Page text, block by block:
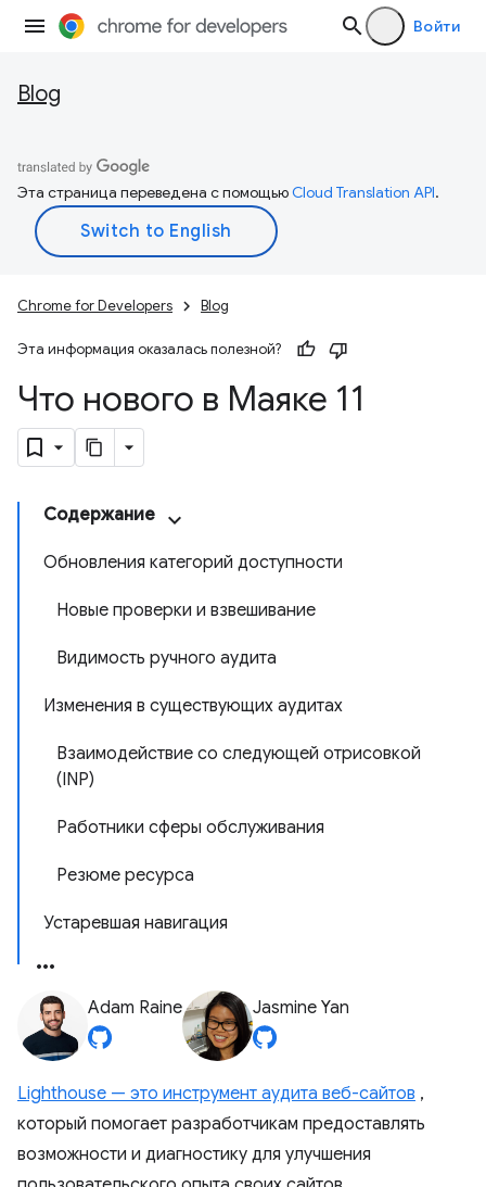
Войти
Blog
Эта страница переведена с помощьюCloud Translation API.
Chrome for Developers Blog
Эта информация оказалась полезной?
Что нового в Маяке 11
Содержание
Обновления категорий доступности
Новые проверки и взвешивание
Видимость ручного аудита
Изменения в существующих аудитах
Взаимодействие со следующей отрисовкой
(INP)
Работники сферы обслуживания
Резюме ресурса
Устаревшая навигация
Adam Raine Jasmine Yan
Lighthouse — это инструмент аудита веб-сайтов ,
который помогает разработчикам предоставлять
возможности и диагностику для улучшения